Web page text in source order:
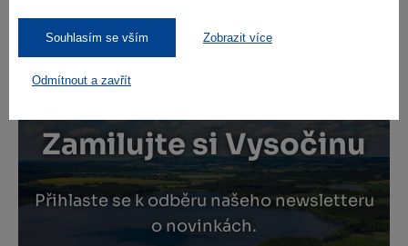
Souhlasím se vším Zobrazit více
Odmítnout a zavřít
Zamilujte si Vysočinu
Přihlaste se k odběru našeho newsletteru
o novinkách.